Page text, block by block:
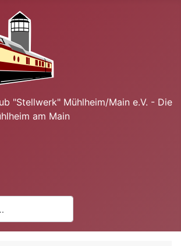
"Stellwerk" Mühlheim/Main e.V. - Die
am Main